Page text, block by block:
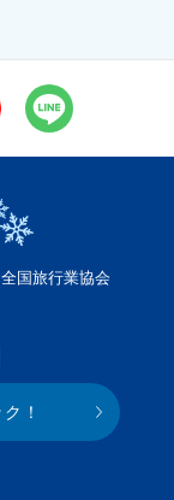
国旅行業協会
！